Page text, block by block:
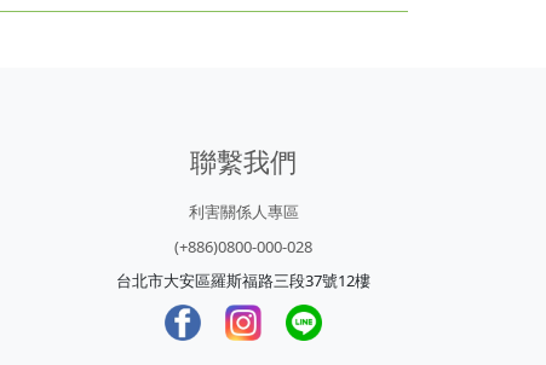
聯繫我們
利害關係人專區
(+886)0800-000-028
台北市大安區羅斯福路三段37號12樓